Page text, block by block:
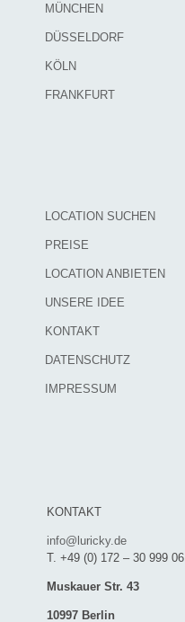
MÜNCHEN
DÜSSELDORF
KÖLN
FRANKFURT
LOCATION SUCHEN
PREISE
LOCATION ANBIETEN
UNSERE IDEE
KONTAKT
DATENSCHUTZ
IMPRESSUM
KONTAKT
info@luricky.de
T. +49 (0) 172 – 30 999 06
Muskauer Str. 43
10997 Berlin